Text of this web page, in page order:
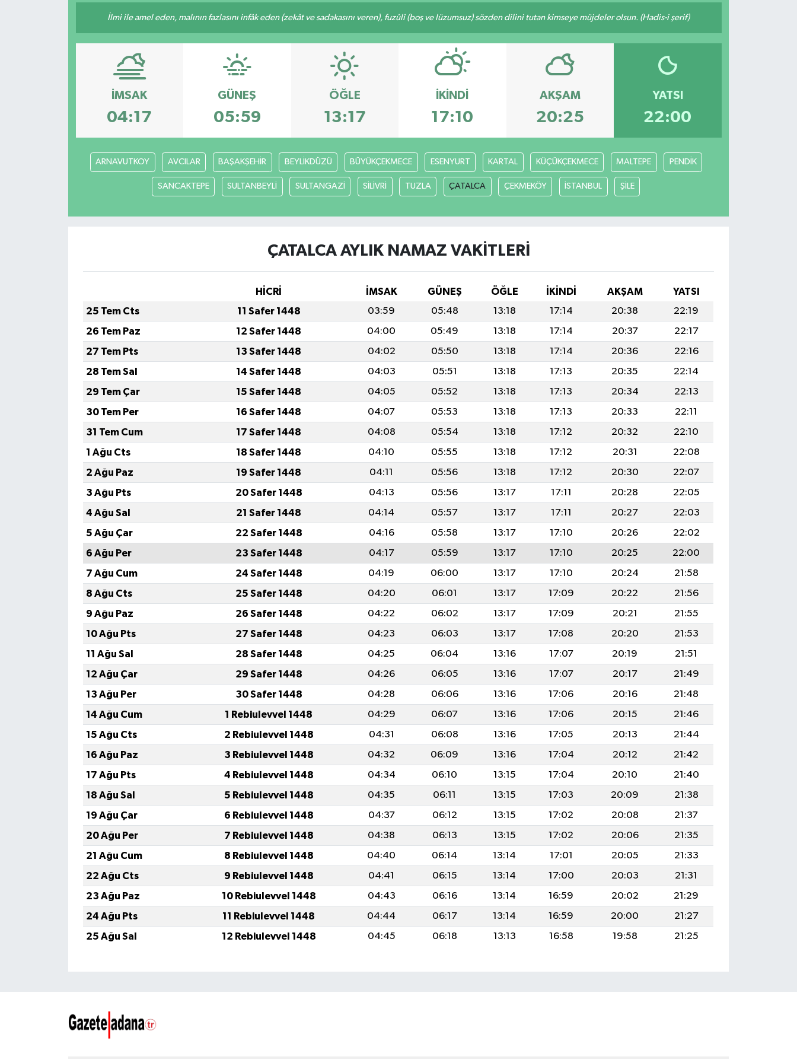
İlmi ile amel eden, malının fazlasını infâk eden (zekât ve sadakasını veren), fuzûlî (boş ve lüzumsuz) sözden dilini tutan kimseye müjdeler olsun. (Hadis-i şerif)
İMSAK
04:17
GÜNEŞ
05:59
ÖĞLE
13:17
İKINDI
17:10
AKŞAM
20:25
YATSI
22:00
ARNAVUTKOY AVCILAR BAŞAKŞEHİR BEYLİKDÜZÜ BÜYÜKÇEKMECE ESENYURT KARTAL KÜÇÜKÇEKMECE MALTEPE PENDİK
SANCAKTEPE SULTANBEYLİ SULTANGAZİ SİLİVRİ TUZLA ÇATALCA ÇEKMEKÖY İSTANBUL ŞİLE
ÇATALCA AYLIK NAMAZ VAKITLERI
HİCRİ İMSAK GÜNEŞ ÖĞLE İKINDI AKŞAM
YATSI
25 Tem Cts
11 Safer 1448 03:59 05:48 13:18 17:14 20:38
22:19
26 Tem Paz
12 Safer 1448 04:00 05:49 13:18 17:14 20:37
22:17
27 Tem Pts
13 Safer 1448 04:02 05:50 13:18 17:14 20:36
22:16
28 Tem Sal
14 Safer 1448 04:03 05:51 13:18 17:13 20:35
22:14
29 Tem Çar
15 Safer 1448 04:05 05:52 13:18 17:13 20:34
22:13
30 Tem Per
16 Safer 1448 04:07 05:53 13:18 17:13 20:33
22:11
31 Tem Cum
17 Safer 1448 04:08 05:54 13:18 17:12 20:32
22:10
1 Ağu Cts
18 Safer 1448 04:10 05:55 13:18 17:12 20:31
22:08
2 Ağu Paz
19 Safer 1448 04:11 05:56 13:18 17:12 20:30
22:07
3 Ağu Pts
20 Safer 1448 04:13 05:56 13:17 17:11 20:28
22:05
4 Ağu Sal
21 Safer 1448 04:14 05:57 13:17 17:11 20:27
22:03
5 Ağu Çar
22 Safer 1448 04:16 05:58 13:17 17:10 20:26
22:02
6 Ağu Per
23 Safer 1448 04:17 05:59 13:17 17:10 20:25
22:00
7 Ağu Cum
24 Safer 1448 04:19 06:00 13:17 17:10 20:24
21:58
8 Ağu Cts
25 Safer 1448 04:20 06:01 13:17 17:09 20:22
21:56
9 Ağu Paz
26 Safer 1448 04:22 06:02 13:17 17:09 20:21
21:55
10 Ağu Pts
27 Safer 1448 04:23 06:03 13:17 17:08 20:20
21:53
11 Ağu Sal
28 Safer 1448 04:25 06:04 13:16 17:07 20:19
21:51
12 Ağu Çar
29 Safer 1448 04:26 06:05 13:16 17:07 20:17
21:49
13 Ağu Per
30 Safer 1448 04:28 06:06 13:16 17:06 20:16
21:48
14 Ağu Cum
1 Rebiulevvel 1448 04:29 06:07 13:16 17:06 20:15
21:46
15 Ağu Cts
2 Rebiulevvel 1448 04:31 06:08 13:16 17:05 20:13
21:44
16 Ağu Paz
3 Rebiulevvel 1448 04:32 06:09 13:16 17:04 20:12
21:42
17 Ağu Pts
4 Rebiulevvel 1448 04:34 06:10 13:15 17:04 20:10
21:40
18 Ağu Sal
5 Rebiulevvel 1448 04:35 06:11 13:15 17:03 20:09
21:38
19 Ağu Çar
6 Rebiulevvel 1448 04:37 06:12 13:15 17:02 20:08
21:37
20 Ağu Per
7 Rebiulevvel 1448 04:38 06:13 13:15 17:02 20:06
21:35
21 Ağu Cum
8 Rebiulevvel 1448 04:40 06:14 13:14 17:01 20:05
21:33
22 Ağu Cts
9 Rebiulevvel 1448 04:41 06:15 13:14 17:00 20:03
21:31
23 Ağu Paz
10 Rebiulevvel 1448 04:43 06:16 13:14 16:59 20:02
21:29
24 Ağu Pts
11 Rebiulevvel 1448 04:44 06:17 13:14 16:59 20:00
21:27
25 Ağu Sal
12 Rebiulevvel 1448 04:45 06:18 13:13 16:58 19:58 21:25